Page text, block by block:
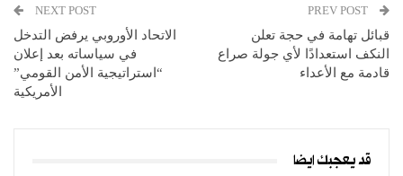
قبائل تهامة في حجة تعلن
النكف استعدادًا لأي جولة صراع
قادمة مع الأعداء
NEXT POST
الاتحاد الأوروبي يرفض التدخل
في سياساته بعد إعلان
“استراتيجية الأمن القومي”
الأمريكية
قد يعجبك ايضا